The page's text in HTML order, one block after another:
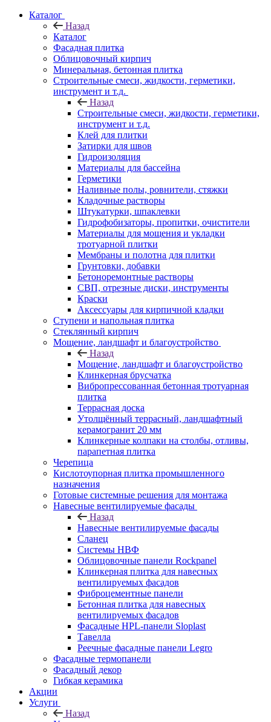
Каталог
Назад
Каталог
Фасадная плитка
Облицовочный кирпич
Минеральная, бетонная плитка
Строительные смеси, жидкости, герметики,
инструмент и т.д.
Назад
Строительные смеси, жидкости, герметики,
инструмент и т.д.
Клей для плитки
Затирки для швов
Гидроизоляция
Материалы для бассейна
Герметики
Наливные полы, ровнители, стяжки
Кладочные растворы
Штукатурки, шпаклевки
Гидрофобизаторы, пропитки, очистители
Материалы для мощения и укладки
тротуарной плитки
Мембраны и полотна для плитки
Грунтовки, добавки
Бетоноремонтные растворы
СВП, отрезные диски, инструменты
Краски
Аксессуары для кирпичной кладки
Ступени и напольная плитка
Cтеклянный кирпич
Мощение, ландшафт и благоустройство
Назад
Мощение, ландшафт и благоустройство
Клинкерная брусчатка
Вибропрессованная бетонная тротуарная
плитка
Террасная доска
Утолщённый террасный, ландшафтный
керамогранит 20 мм
Клинкерные колпаки на столбы, отливы,
парапетная плитка
Черепица
Кислотоупорная плитка промышленного
назначения
Готовые системные решения для монтажа
Навесные вентилируемые фасады
Назад
Навесные вентилируемые фасады
Сланец
Системы НВФ
Облицовочные панели Rockpanel
Клинкерная плитка для навесных
вентилируемых фасадов
Фиброцементные панели
Бетонная плитка для навесных
вентилируемых фасадов
Фасадные HPL-панели Sloplast
Тавелла
Реечные фасадные панели Legro
Фасадные термопанели
Фасадный декор
Гибкая керамика
Акции
Услуги
Назад